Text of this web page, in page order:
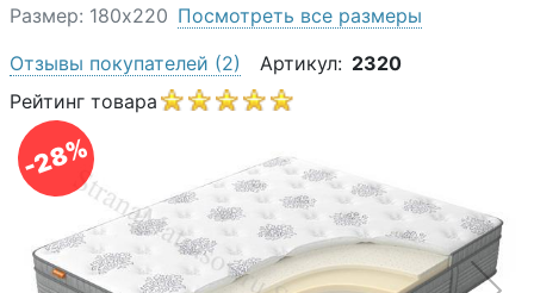
Open submenu (Детские кровати)
Детские кровати
Open submenu (Шкафы)
Шкафы
О компании
Контакты
Доставка по городу
-28%
Размер: 180х220 Посмотреть все размеры
Отзывы покупателей (2) Артикул: 2320
Рейтинг товара